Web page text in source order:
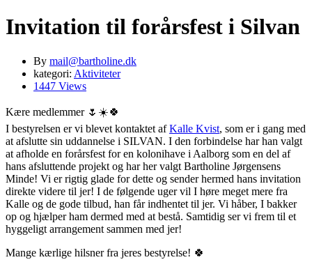
Invitation til forårsfest i Silvan
By mail@bartholine.dk
kategori: Aktiviteter
1447 Views
Kære medlemmer 🌷☀️🍀
I bestyrelsen er vi blevet kontaktet afKalle Kvist, som er i gang med
at afslutte sin uddannelse i SILVAN. I den forbindelse har han valgt
at afholde en forårsfest for en kolonihave i Aalborg som en del af
hans afsluttende projekt og har her valgt Bartholine Jørgensens
Minde! Vi er rigtig glade for dette og sender hermed hans invitation
direkte videre til jer! I de følgende uger vil I høre meget mere fra
Kalle og de gode tilbud, han får indhentet til jer. Vi håber, I bakker
op og hjælper ham dermed med at bestå. Samtidig ser vi frem til et
hyggeligt arrangement sammen med jer!
Mange kærlige hilsner fra jeres bestyrelse! 🍀